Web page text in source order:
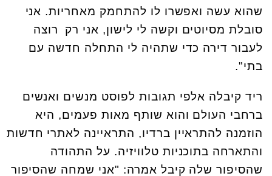
שהוא עשה ואפשרו לו להתחמק מאחריות. אני
סובלת מסיוטים וקשה לי לישון, אני רק רוצה
לעבור דירה כדי שתהיה לי התחלה חדשה עם
בתי".
ריד קיבלה אלפי תגובות לפוסט מנשים ואנשים
ברחבי העולם והוא שותף מאות פעמים, היא
הוזמנה להתראיין ברדיו, התראיינה לאתרי חדשות
והתארחה בתוכניות טלוויזיה. על התהודה
שהסיפור שלה קיבל אמרה: "אני שמחה שהסיפור